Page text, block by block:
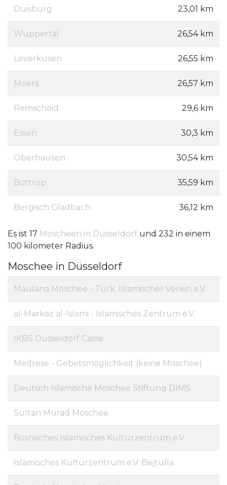
Duisburg 23,01 km
Wuppertal 26,54 km
Leverkusen 26,55 km
Moers 26,57 km
Remscheid 29,6 km
Essen 30,3 km
Oberhausen 30,54 km
Bottrop 35,59 km
Bergisch Gladbach 36,12 km
Es ist 17 Moscheen in Düsseldorf und 232 in einem
100 kilometer Radius.
Moschee in Düsseldorf
Maulana Moschee - Türk. Islamischer Verein e.V.
al-Markaz al-Islami - Islamisches Zentrum e.V.
IKBS Düsseldorf Camii
Medrese - Gebetsmöglichkeit (keine Moschee)
Deutsch Islamische Moschee Stiftung DIMS
Sultan Murad Moschee
Bosnisches Islamisches Kulturzentrum e.V.
Islamisches Kulturzentrum e.V. Bejtulla